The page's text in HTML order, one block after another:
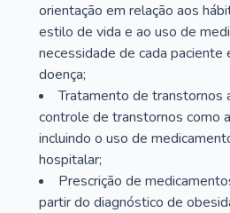
orientação em relação aos
estilo de vida e ao uso de
necessidade de cada paciente
doença;
Tratamento de transtornos
controle de transtornos como
incluindo o uso de
hospitalar;
Prescrição de
partir do diagnóstico de